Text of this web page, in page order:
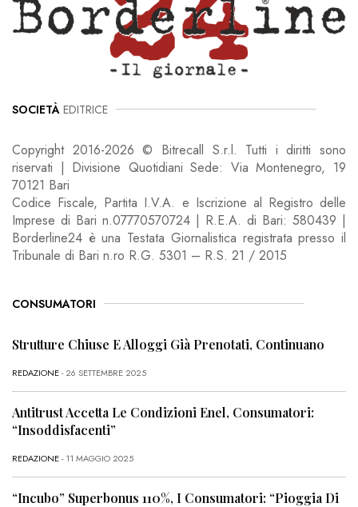
SOCIETÀ EDITRICE
Copyright 2016-2026 © Bitrecall S.r.l. Tutti i diritti sono
riservati | Divisione Quotidiani Sede: Via Montenegro, 19
70121 Bari
Codice Fiscale, Partita I.V.A. e Iscrizione al Registro delle
Imprese di Bari n.07770570724 | R.E.A. di Bari: 580439 |
Borderline24 è una Testata Giornalistica registrata presso il
Tribunale di Bari n.ro R.G. 5301 – R.S. 21 / 2015
CONSUMATORI
Strutture Chiuse E Alloggi Già Prenotati, Continuano
REDAZIONE- 26 SETTEMBRE 2025
Antitrust Accetta Le Condizioni Enel, Consumatori:
“Insoddisfacenti”
REDAZIONE- 11 MAGGIO 2025
“Incubo” Superbonus 110%, I Consumatori: “Pioggia Di